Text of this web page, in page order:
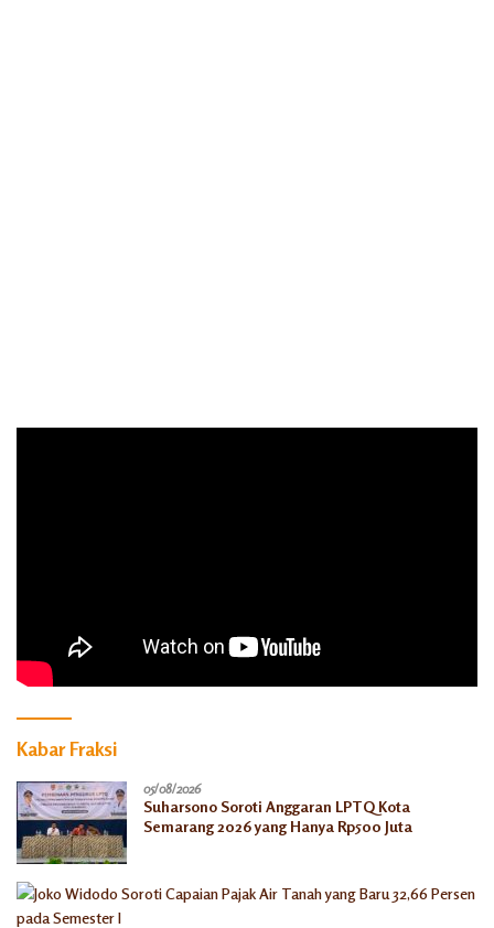
Kabar Fraksi
05/08/2026
Suharsono Soroti Anggaran LPTQ Kota
Semarang 2026 yang Hanya Rp500 Juta